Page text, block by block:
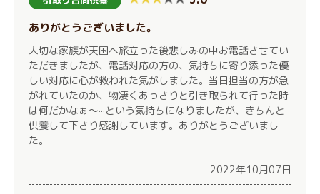
ありがとうございました。
大切な家族が天国へ旅立った後悲しみの中お電話させてい
ただきましたが、電話対応の方の、気持ちに寄り添った優
しい対応に心が救われた気がしました。当日担当の方が急
がれていたのか、物凄くあっさりと引き取られて行った時
は何だかなぁ～···という気持ちになりましたが、きちんと
供養して下さり感謝しています。ありがとうございまし
た。
2022年10月07日